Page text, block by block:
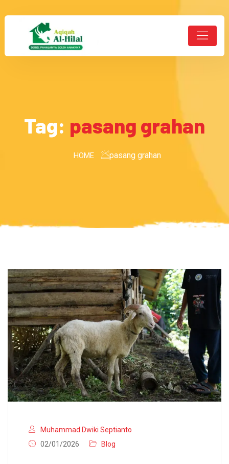
Tag: pasang grahan
HOME pasang grahan
Muhammad Dwiki Septianto
02/01/2026
Blog